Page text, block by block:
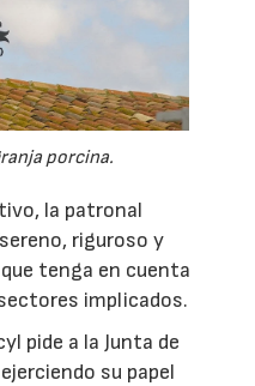
porcina.
la patronal
riguroso y
tenga en cuenta
implicados.
pide a la Junta de
su papel